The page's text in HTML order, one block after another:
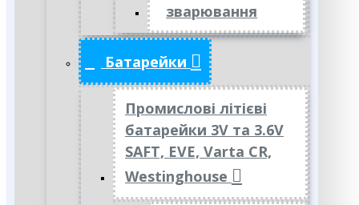
зварювання
Батарейки
Промислові літієві
батарейки 3V та 3.6V
SAFT, EVE, Varta CR,
Westinghouse